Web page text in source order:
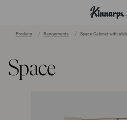
Produits Rangements Space Cabinet with
Space